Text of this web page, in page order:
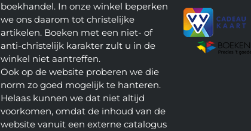
boekhandel. In onze winkel beperken
we ons daarom tot christelijke
artikelen. Boeken met een niet- of
anti-christelijk karakter zult u in de
winkel niet aantreffen.
Ook op de website proberen we die
norm zo goed mogelijk te hanteren.
Helaas kunnen we dat niet altijd
voorkomen, omdat de inhoud van de
website vanuit een externe catalogus